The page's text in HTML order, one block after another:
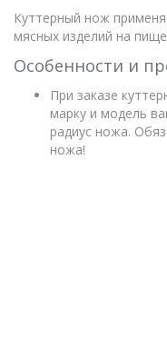
Куттерный нож
мясных изделий на
Особенности и
При заказе
марку и модель
радиус ножа.
ножа!